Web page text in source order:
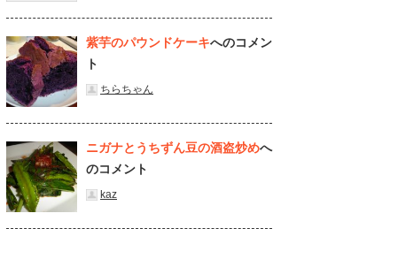
紫芋のパウンドケーキへのコメン
ト
ちらちゃん
ニガナとうちずん豆の酒盗炒めへ
のコメント
kaz